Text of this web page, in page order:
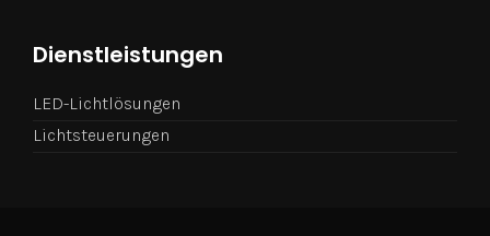
Dienstleistungen
LED-Lichtlösungen
Lichtsteuerungen